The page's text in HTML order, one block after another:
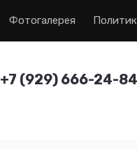
Фотогалерея
+7 (929) 666-24-84